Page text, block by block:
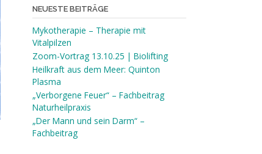
NEUESTE BEITRÄGE
Mykotherapie – Therapie mit
Vitalpilzen
Zoom-Vortrag 13.10.25 | Biolifting
Heilkraft aus dem Meer: Quinton
Plasma
„Verborgene Feuer“ – Fachbeitrag
Naturheilpraxis
„Der Mann und sein Darm“ –
Fachbeitrag